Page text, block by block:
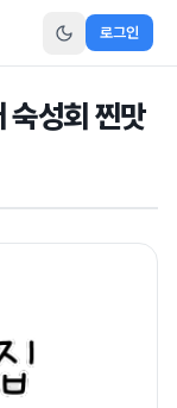
로그인
숙성회 찐맛